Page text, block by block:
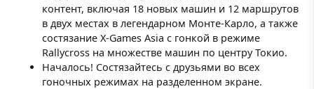
контент, включая 18 новых машин и 12 маршрутов
в двух местах в легендарном Монте-Карло, а также
состязание X-Games Asia с гонкой в режиме
Rallycross на множестве машин по центру Токио.
Началось! Состязайтесь с друзьями во всех
гоночных режимах на разделенном экране.